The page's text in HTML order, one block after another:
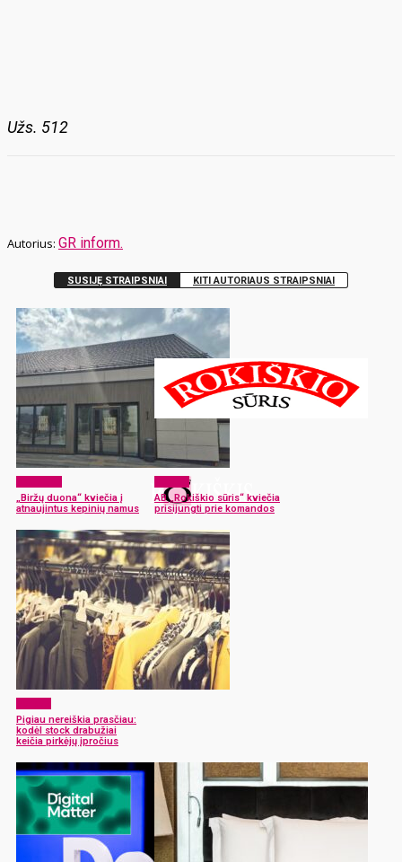
Užs. 512
GR inform.
SUSIJĘ STRAIPSNIAI KITI AUTORIAUS STRAIPSNIAI
„Biržų duona“ kviečia į
atnaujintus kepinių namus
AB „Rokiškio sūris“ kviečia
prisijungti prie komandos
Pigiau nereiškia prasčiau:
kodėl stock drabužiai
keičia pirkėjų įpročius